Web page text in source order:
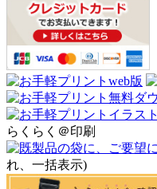
らくらく＠印刷
れ、一括表示)